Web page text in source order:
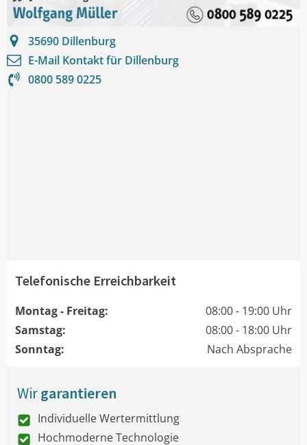
35690 Dillenburg
E-Mail Kontakt für Dillenburg
0800 589 0225
Telefonische Erreichbarkeit
Montag - Freitag:
08:00 - 19:00 Uhr
Samstag:
08:00 - 18:00 Uhr
Sonntag:
Nach Absprache
Wirgarantieren
Individuelle Wertermittlung
Hochmoderne Technologie